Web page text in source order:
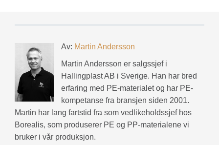
Av: Martin Andersson
Martin Andersson er salgssjef i
Hallingplast AB i Sverige. Han har bred
erfaring med PE-materialet og har PE-
kompetanse fra bransjen siden 2001.
Martin har lang fartstid fra som vedlikeholdssjef hos
Borealis, som produserer PE og PP-materialene vi
bruker i vår produksjon.